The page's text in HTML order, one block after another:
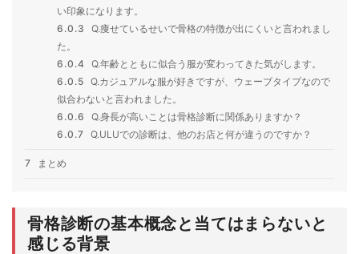
い印象になります。
6.0.3
Q.痩せているせいで骨格の特徴が出にくいと言われまし
た。
6.0.4
Q.年齢とともに似合う服が変わってきた気がします。
6.0.5 Q.カジュアルな服が好きですが、ウェーブタイプなので
似合わないと言われました。
6.0.6
Q.身長が高いことは骨格診断に関係ありますか？
6.0.7 Q.ULUでの診断は、他のお店と何が違うのですか？
7 まとめ
骨格診断の基本概念と当てはまらないと
感じる背景